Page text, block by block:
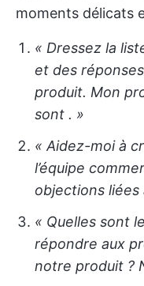
moments délicats
« Dressez la
et des
produit. Mon
sont . »
« Aidez-moi à
l’équipe
objections liées
« Quelles sont
répondre aux
notre produit ?